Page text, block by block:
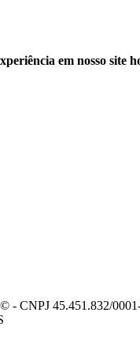
em nosso site
CNPJ 45.451.832/